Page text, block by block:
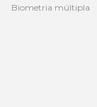
Biometria múltipla